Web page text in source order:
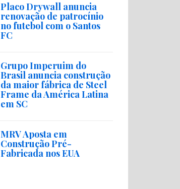
Placo Drywall anuncia
renovação de patrocínio
no futebol com o Santos
FC
Grupo Imperuim do
Brasil anuncia construção
da maior fábrica de Steel
Frame da América Latina
em SC
MRV Aposta em
Construção Pré-
Fabricada nos EUA